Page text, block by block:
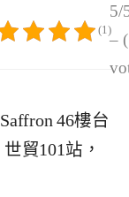
5/
–
(1)
46樓台
貿101站，